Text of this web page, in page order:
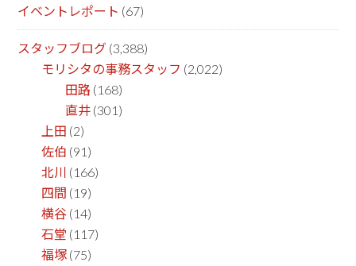
イベントレポート (67)
スタッフブログ (3,388)
モリシタの事務スタッフ (2,022)
田路 (168)
直井 (301)
上田 (2)
佐伯 (91)
北川 (166)
四間 (19)
横谷 (14)
石堂 (117)
福塚 (75)